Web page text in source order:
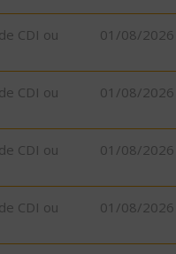
CDI ou
01/08/2026
CDI ou
01/08/2026
CDI ou
01/08/2026
CDI ou
01/08/2026